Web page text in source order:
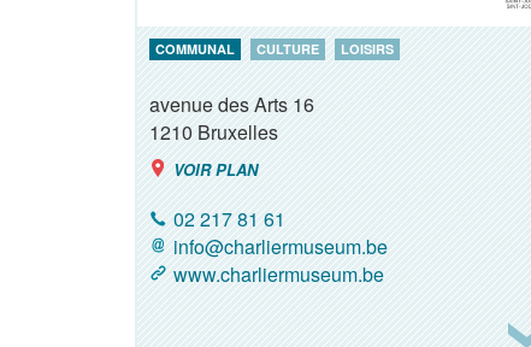
COMMUNAL CULTURE LOISIRS
avenue des Arts 16
1210Bruxelles
VOIR PLAN
02 217 81 61
info@charliermuseum.be
www.charliermuseum.be